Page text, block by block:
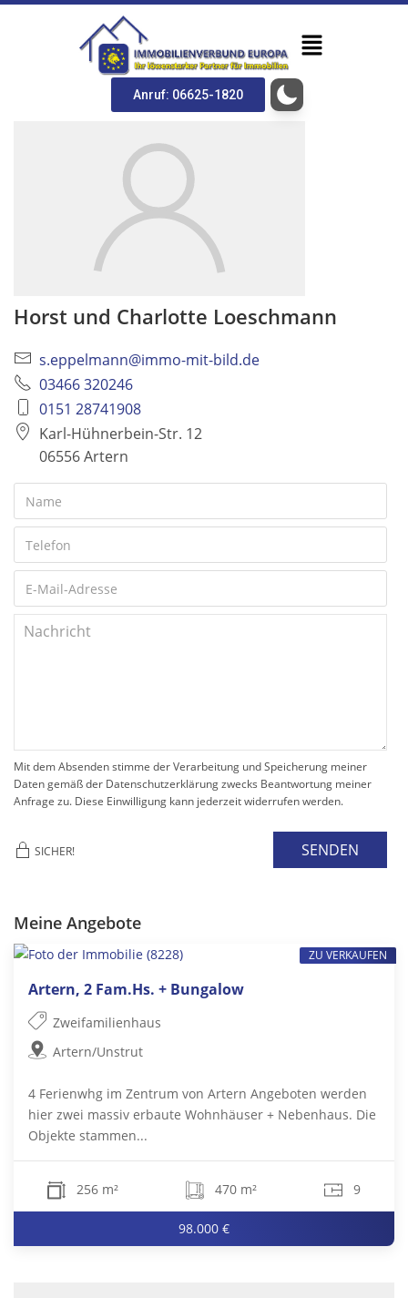
Anruf: 06625-1820
Horst und Charlotte Loeschmann
s.eppelmann@immo-mit-bild.de
03466 320246
0151 28741908
Karl-Hühnerbein-Str. 12
06556 Artern
Mit dem Absenden stimme der Verarbeitung und Speicherung meiner
Daten gemäß der Datenschutzerklärung zwecks Beantwortung meiner
Anfrage zu. Diese Einwilligung kann jederzeit widerrufen werden.
SICHER! SENDEN
Meine Angebote
Artern, 2 Fam.Hs. + Bungalow
Zweifamilienhaus
Artern/Unstrut
4 Ferienwhg im Zentrum von Artern Angeboten werden
hier zwei massiv erbaute Wohnhäuser + Nebenhaus. Die
Objekte stammen...
256 m² 470 m² 9
98.000 €
ZU VERKAUFEN